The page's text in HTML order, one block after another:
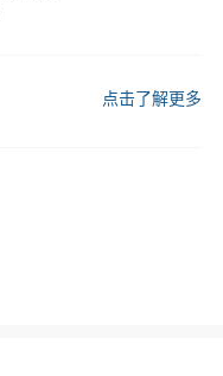
点击了解更多